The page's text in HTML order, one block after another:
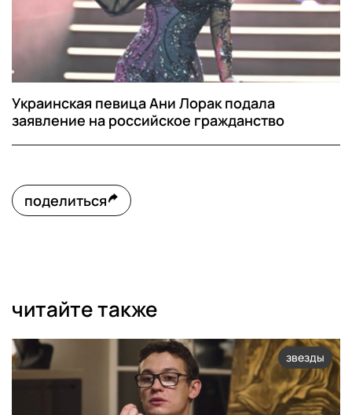
Украинская певица Ани Лорак подала
заявление на российское гражданство
поделиться
читайте также
звезды